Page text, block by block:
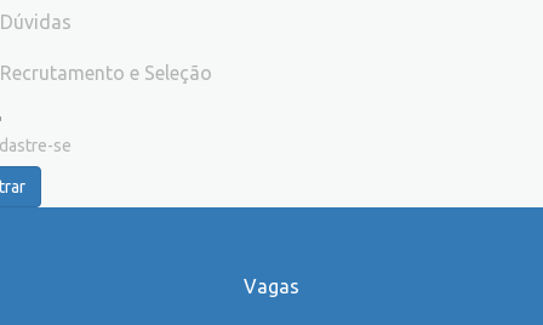
Dúvidas
Recrutamento e Seleção
se
Vagas